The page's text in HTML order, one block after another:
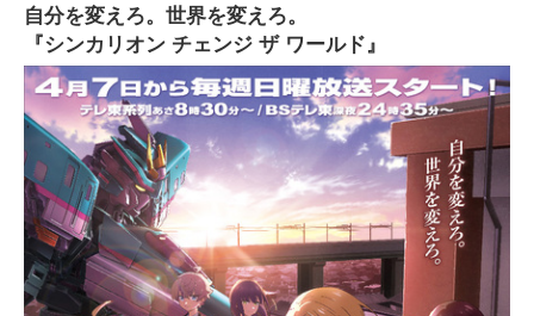
自分を変えろ。世界を変えろ。
『シンカリオン チェンジ ザ ワールド』